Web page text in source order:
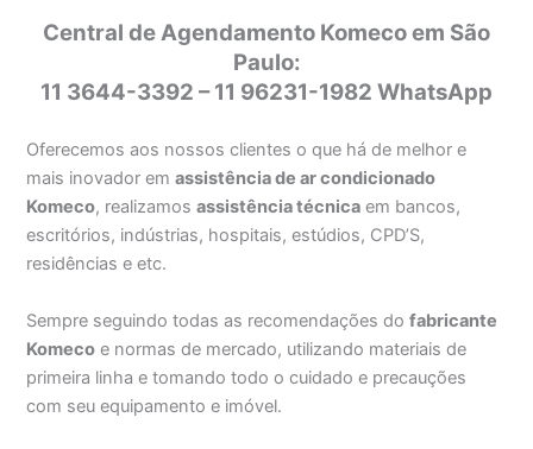
Central de Agendamento Komeco em São
Paulo:
11 3644-3392 – 11 96231-1982 WhatsApp
Oferecemos aos nossos clientes o que há de melhor e
mais inovador emassistência de ar condicionado
Komeco, realizamosassistência técnica em bancos,
escritórios, indústrias, hospitais, estúdios, CPD’S,
residências e etc.
Sempre seguindo todas as recomendações dofabricante
Komeco e normas de mercado, utilizando materiais de
primeira linha e tomando todo o cuidado e precauções
com seu equipamento e imóvel.